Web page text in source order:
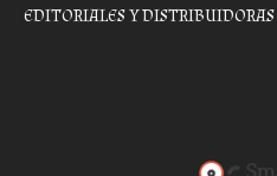
EDITORIALES Y DISTRIBUIDORAS